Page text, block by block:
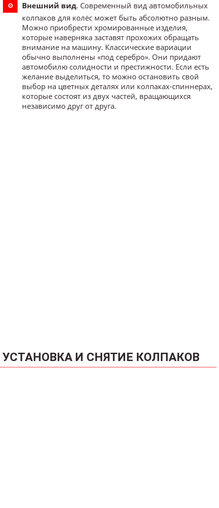
Внешний вид. Современный вид автомобильных
колпаков для колёс может быть абсолютно разным.
Можно приобрести хромированные изделия,
которые наверняка заставят прохожих обращать
внимание на машину. Классические вариации
обычно выполнены «под серебро». Они придают
автомобилю солидности и престижности. Если есть
желание выделиться, то можно остановить свой
выбор на цветных деталях или колпаках-спиннерах,
которые состоят из двух частей, вращающихся
независимо друг от друга.
УСТАНОВКА И СНЯТИЕ КОЛПАКОВ